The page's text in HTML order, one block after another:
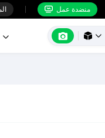
 منضدة عمل
   